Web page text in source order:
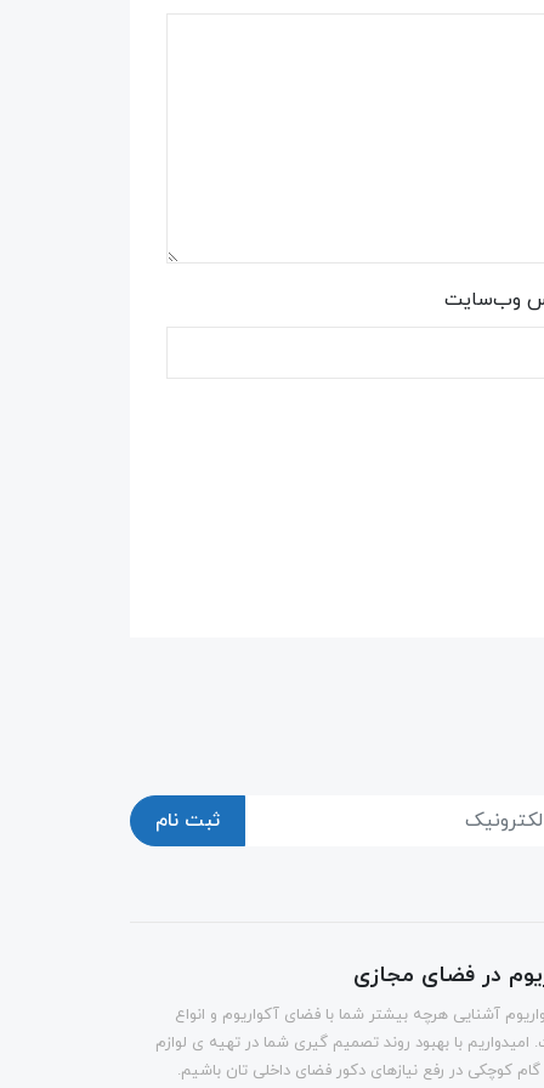
وب‌سایت
ثبت نام
در فضای مجازی
آشنایی هرچه بیشتر شما با فضای آکواریوم و انواع
امیدواریم با بهبود روند تصمیم گیری شما در تهیه ی لوازم
گام کوچکی در رفع نیازهای دکور فضای داخلی تان باشیم.